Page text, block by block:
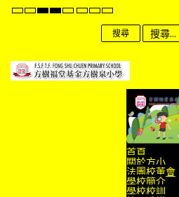
Default
NightHighHighHigh
Contrast
Set
Smaller
Set
Default
Set
Larger
Font
搜尋
首頁
關於方小
法團校董會
學校簡介
學校校訓